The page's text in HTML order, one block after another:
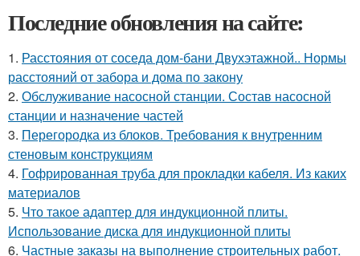
Последние обновления на сайте:
1. Расстояния от соседа дом-бани Двухэтажной.. Нормы
расстояний от забора и дома по закону
2. Обслуживание насосной станции. Состав насосной
станции и назначение частей
3. Перегородка из блоков. Требования к внутренним
стеновым конструкциям
4. Гофрированная труба для прокладки кабеля. Из каких
материалов
5. Что такое адаптер для индукционной плиты.
Использование диска для индукционной плиты
6. Частные заказы на выполнение строительных работ.